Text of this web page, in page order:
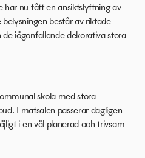
har nu fått en ansiktslyftning av
består av riktade
iögonfallande dekorativa stora
skola med stora
I matsalen passerar dagligen
i en väl planerad och trivsam